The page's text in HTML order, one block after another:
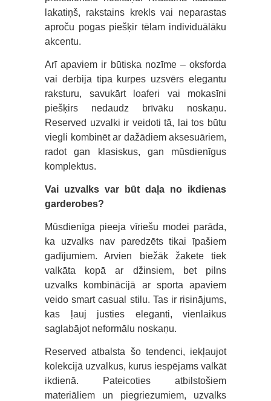
lakatiņš, rakstains krekls vai neparastas
aproču pogas piešķir tēlam individuālāku
akcentu.
Arī apaviem ir būtiska nozīme – oksforda
vai derbija tipa kurpes uzsvērs elegantu
raksturu, savukārt loaferi vai mokasīni
piešķirs nedaudz brīvāku noskaņu.
Reserved uzvalki ir veidoti tā, lai tos būtu
viegli kombinēt ar dažādiem aksesuāriem,
radot gan klasiskus, gan mūsdienīgus
komplektus.
Vai uzvalks var būt daļa no ikdienas
garderobes?
Mūsdienīga pieeja vīriešu modei parāda,
ka uzvalks nav paredzēts tikai īpašiem
gadījumiem. Arvien biežāk žakete tiek
valkāta kopā ar džinsiem, bet pilns
uzvalks kombinācijā ar sporta apaviem
veido smart casual stilu. Tas ir risinājums,
kas ļauj justies eleganti, vienlaikus
saglabājot neformālu noskaņu.
Reserved atbalsta šo tendenci, iekļaujot
kolekcijā uzvalkus, kurus iespējams valkāt
ikdienā. Pateicoties atbilstošiem
materiāliem un piegriezumiem, uzvalks